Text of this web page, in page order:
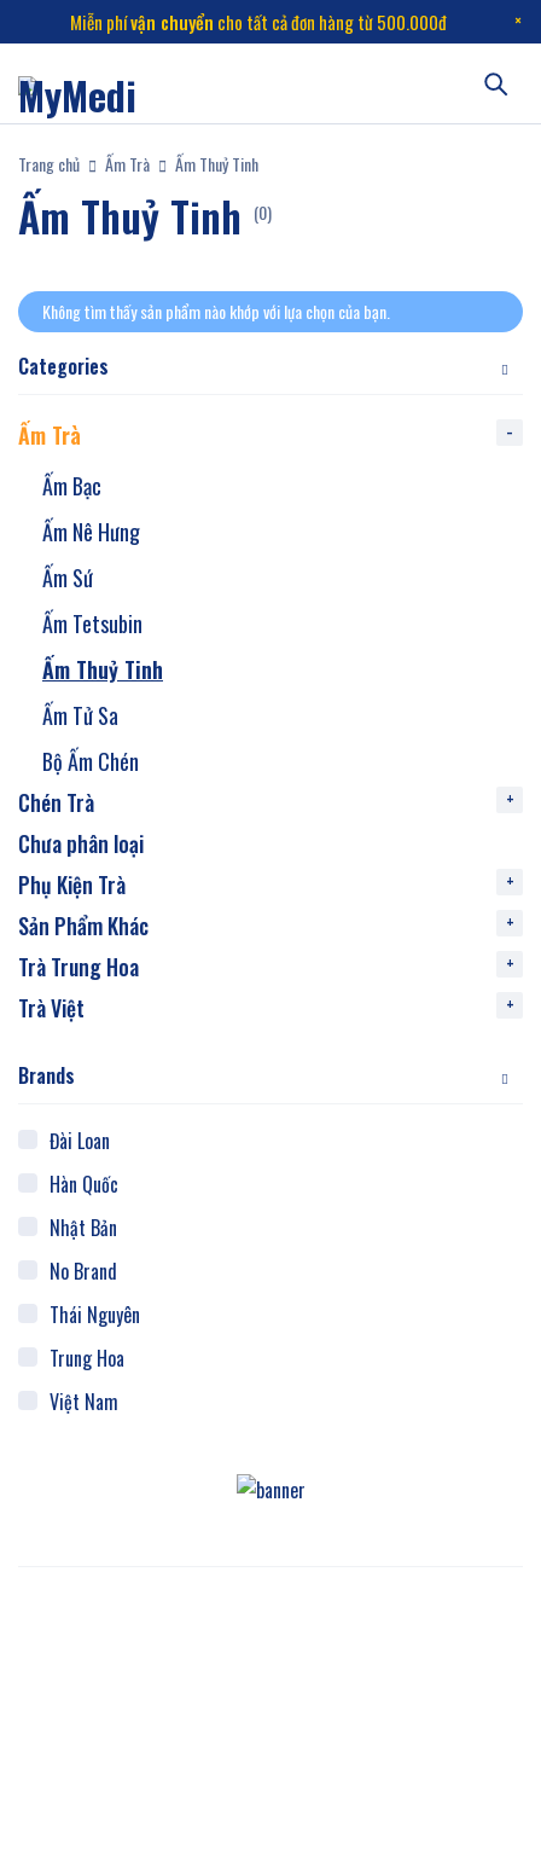
Miễn phívận chuyển cho tất cả đơn hàng từ 500.000đ
Trang chủ Ấm Trà Ấm Thuỷ Tinh
Ấm Thuỷ Tinh (0)
Categories
Ấm Trà
Ấm Bạc
Ấm Nê Hưng
Ấm Sứ
Ấm Tetsubin
Ấm Thuỷ Tinh
Ấm Tử Sa
Bộ Ấm Chén
Chén Trà
Chưa phân loại
Phụ Kiện Trà
Sản Phẩm Khác
Trà Trung Hoa
Trà Việt
Brands
Đài Loan
Hàn Quốc
Nhật Bản
No Brand
Thái Nguyên
Trung Hoa
Việt Nam
Không tìm thấy sản phẩm nào khớp với lựa chọn của bạn.